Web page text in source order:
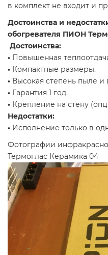
в комплект не входит и
Достоинства и
обогревателя ПИОН
Достоинства:
• Повышенная
• Компактные размеры.
• Высокая степень пыле и
• Гарантия 1 год.
• Крепление на стену
Недостатки:
• Исполнение только в
Фотографии
Термоглас Керамика 04